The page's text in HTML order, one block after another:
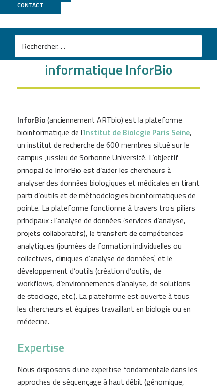
CONTACT
Plateforme de bio-
informatique InforBio
InforBio (anciennement ARTbio) est la plateforme
bioinformatique de l’Institut de Biologie Paris Seine,
un institut de recherche de 600 membres situé sur le
campus Jussieu de Sorbonne Université. L’objectif
principal de InforBio est d’aider les chercheurs à
analyser des données biologiques et médicales en tirant
parti d’outils et de méthodologies bioinformatiques de
pointe. La plateforme fonctionne à travers trois piliers
principaux : l’analyse de données (services d’analyse,
projets collaboratifs), le transfert de compétences
analytiques (journées de formation individuelles ou
collectives, cliniques d’analyse de données) et le
développement d’outils (création d’outils, de
workflows, d’environnements d’analyse, de solutions
de stockage, etc.). La plateforme est ouverte à tous
les chercheurs et équipes travaillant en biologie ou en
médecine.
Expertise
Nous disposons d’une expertise fondamentale dans les
approches de séquençage à haut débit (génomique,